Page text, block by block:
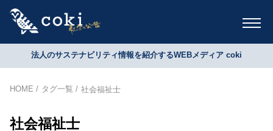
法人のサステナビリティ情報を紹介するWEBメディア coki
HOME タグ一覧 社会福祉士
社会福祉士